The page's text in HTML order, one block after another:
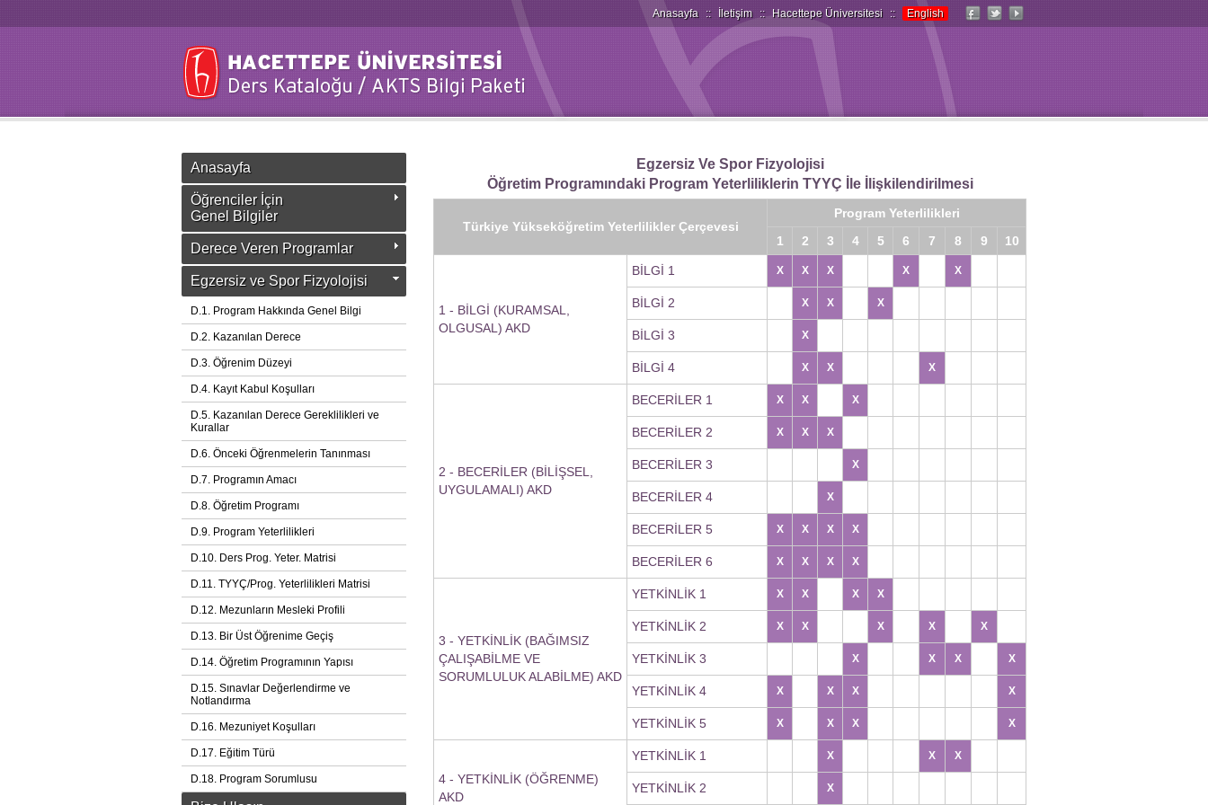
Anasayfa :: İletişim :: Hacettepe Üniversitesi :: English
Anasayfa
Öğrenciler İçin
Genel Bilgiler
Derece Veren Programlar
Egzersiz ve Spor Fizyolojisi
D.1. Program Hakkında Genel Bilgi
D.2. Kazanılan Derece
D.3. Öğrenim Düzeyi
D.4. Kayıt Kabul Koşulları
D.5. Kazanılan Derece Gereklilikleri ve
Kurallar
D.6. Önceki Öğrenmelerin Tanınması
D.7. Programın Amacı
D.8. Öğretim Programı
D.9. Program Yeterlilikleri
D.10. Ders Prog. Yeter. Matrisi
D.11. TYYÇ/Prog. Yeterlilikleri Matrisi
D.12. Mezunların Mesleki Profili
D.13. Bir Üst Öğrenime Geçiş
D.14. Öğretim Programının Yapısı
D.15. Sınavlar Değerlendirme ve
Notlandırma
D.16. Mezuniyet Koşulları
D.17. Eğitim Türü
D.18. Program Sorumlusu
Egzersiz Ve Spor Fizyolojisi
Öğretim Programındaki Program Yeterliliklerin TYYÇ İle İlişkilendirilmesi
Türkiye Yükseköğretim Yeterlilikler Çerçevesi
Program Yeterlilikleri
1
2 3 4 5 6 7 8 9 10
1 - BİLGİ (KURAMSAL,
OLGUSAL) AKD
BİLGİ 1 X X X X X
BİLGİ 2 X X X
BİLGİ 3 X
BİLGİ 4 X X X
2 - BECERİLER (BİLİŞSEL,
UYGULAMALI) AKD
BECERİLER 1 X X X
BECERİLER 2 X X X
BECERİLER 3 X
BECERİLER 4 X
BECERİLER 5 X X X X
BECERİLER 6 X X X X
3 - YETKİNLİK (BAĞIMSIZ
ÇALIŞABİLME VE
SORUMLULUK ALABİLME) AKD
YETKİNLİK 1 X X X X
YETKİNLİK 2 X X X X X
YETKİNLİK 3 X X X X
YETKİNLİK 4 X X X X
YETKİNLİK 5 X X X X
4 - YETKİNLİK (ÖĞRENME)
AKD
YETKİNLİK 1 X X X
YETKİNLİK 2 X